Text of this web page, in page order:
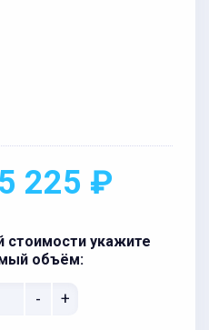
225 ₽
стоимости укажите
объём:
- +